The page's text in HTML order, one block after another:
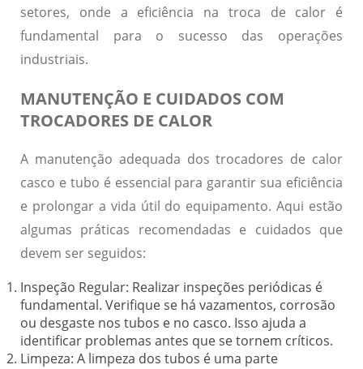
setores, onde a eficiência na troca de calor é
fundamental para o sucesso das operações
industriais.
MANUTENÇÃO E CUIDADOS COM
TROCADORES DE CALOR
A manutenção adequada dostrocadores de calor
casco e tubo é essencial para garantir sua eficiência
e prolongar a vida útil do equipamento. Aqui estão
algumas práticas recomendadas e cuidados que
devem ser seguidos:
Inspeção Regular: Realizar inspeções periódicas é
fundamental. Verifique se há vazamentos, corrosão
ou desgaste nos tubos e no casco. Isso ajuda a
identificar problemas antes que se tornem críticos.
Limpeza: A limpeza dos tubos é uma parte